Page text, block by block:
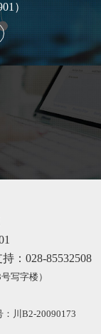
）
：028-85532508
写字楼）
川B2-20090173